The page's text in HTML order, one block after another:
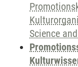
Science